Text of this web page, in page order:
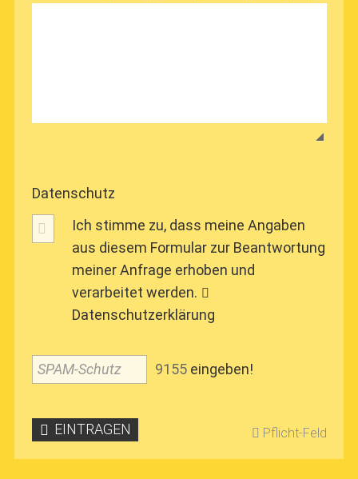
Datenschutz
Ich stimme zu, dass meine Angaben
aus diesem Formular zur Beantwortung
meiner Anfrage erhoben und
verarbeitet werden.
Datenschutzerklärung
SPAM-Schutz 9155 eingeben!
EINTRAGEN Pflicht-Feld